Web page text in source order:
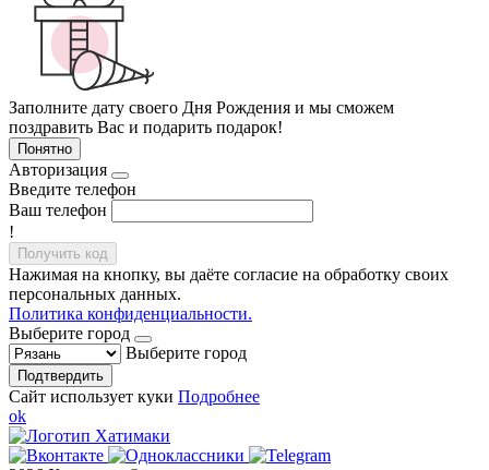
Заполните дату своего Дня Рождения и мы сможем
поздравить Вас и подарить подарок!
Понятно
Авторизация
Введите телефон
Ваш телефон
!
Получить код
Нажимая на кнопку, вы даёте согласие на обработку своих
персональных данных.
Политика конфиденциальности.
Выберите город
Выберите город
Подтвердить
Сайт использует куки Подробнее
ok